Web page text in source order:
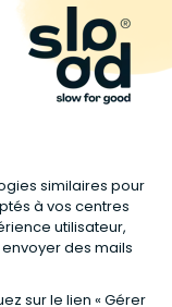
⋅Déodorant bio⋅Sapin
⋅Anti-nuisible⋅Poeles